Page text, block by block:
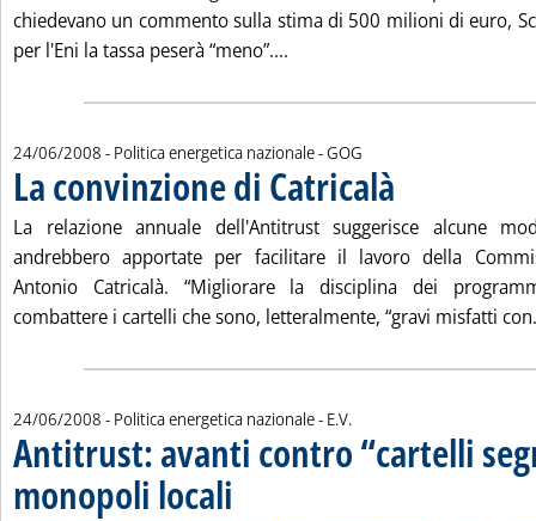
chiedevano un commento sulla stima di 500 milioni di euro,
per l'Eni la tassa peserà “meno”....
24/06/2008 - Politica energetica nazionale -di:
GOG
La convinzione di Catricalà
La relazione annuale dell'Antitrust suggerisce alcune
andrebbero apportate per facilitare il lavoro della
Antonio Catricalà. “Migliorare la disciplina dei
combattere i cartelli che sono, letteralmente, “gravi misfatti
24/06/2008 - Politica energetica nazionale - di:
E.V.
Antitrust: avanti contro “cartelli
monopoli locali . Sottotitolo: Il Presidente, Antonio Catricalà,